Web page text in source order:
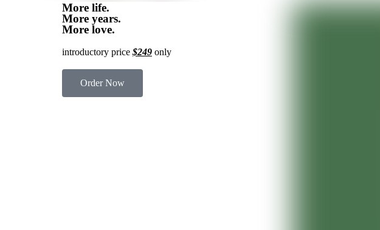
More life.
More years.
More love.
introductory price $249 only
Order Now